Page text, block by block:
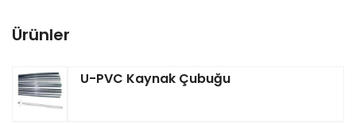
Ürünler
U-PVC Kaynak Çubuğu